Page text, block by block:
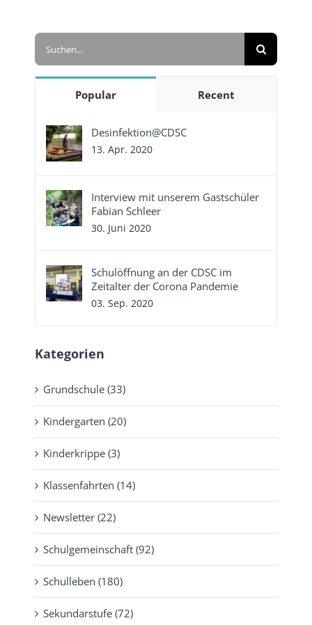
Suche
Popular Recent
Desinfektion@CDSC
13. Apr. 2020
Interview mit unserem Gastschüler
Fabian Schleer
30. Juni 2020
Schulöffnung an der CDSC im
Zeitalter der Corona Pandemie
03. Sep. 2020
Kategorien
Grundschule (33)
Kindergarten (20)
Kinderkrippe (3)
Klassenfahrten (14)
Newsletter (22)
Schulgemeinschaft (92)
Schulleben (180)
Sekundarstufe (72)